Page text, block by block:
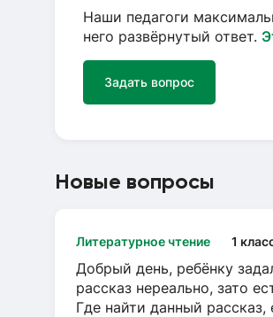
Наши педагоги
него развёрнутый ответ.
Задать вопрос
Новые вопросы
Литературное чтение 1
Добрый день, ребёнку
рассказ нереально, зато
Где найти данный